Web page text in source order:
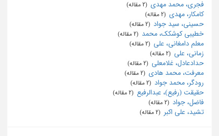
فجری، محمد مهدی
کامکار، مهدی
حسینی، سید جواد
خطیبی کوشکک، محمد
معلم دامغانی، علی
زمانی، علی
حدادعادل، غلامعلی
معرفت، محمد هادی
رودگر، محمد جواد
حقیقت (رفیع)، عبدالرفیع
فاضل، جواد
تشید، علی اکبر